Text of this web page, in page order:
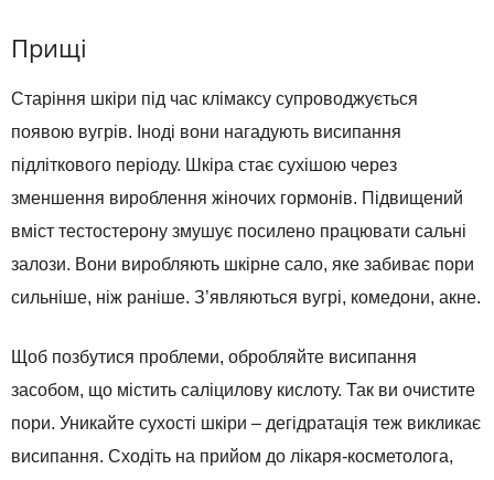
Прищі
Старіння шкіри під час клімаксу супроводжується
появою вугрів. Іноді вони нагадують висипання
підліткового періоду. Шкіра стає сухішою через
зменшення вироблення жіночих гормонів. Підвищений
вміст тестостерону змушує посилено працювати сальні
залози. Вони виробляють шкірне сало, яке забиває пори
сильніше, ніж раніше. З’являються вугрі, комедони, акне.
Щоб позбутися проблеми, обробляйте висипання
засобом, що містить саліцилову кислоту. Так ви очистите
пори. Уникайте сухості шкіри – дегідратація теж викликає
висипання. Сходіть на прийом до лікаря-косметолога,